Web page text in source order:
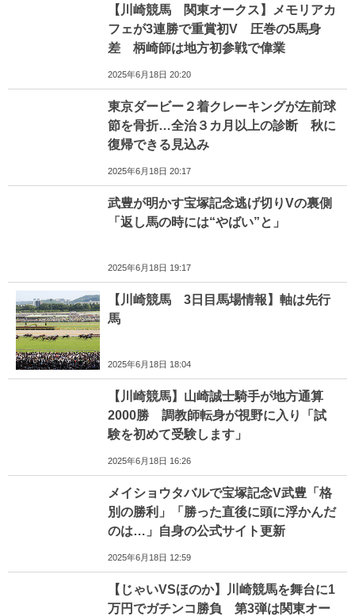
【川崎競馬 関東オークス】メモリアカ
フェが3連勝で重賞初V 圧巻の5馬身
差 柄崎師は地方初参戦で偉業
2025年6月18日 20:20
東京ダービー２着クレーキングが左前球
節を骨折…全治３カ月以上の診断 秋に
復帰できる見込み
2025年6月18日 20:17
武豊が明かす宝塚記念逃げ切りVの裏側
「返し馬の時には“やばい”と」
2025年6月18日 19:17
【川崎競馬 3日目馬場情報】軸は先行
馬
2025年6月18日 18:04
【川崎競馬】山崎誠士騎手が地方通算
2000勝 調教師転身が視野に入り「試
験を初めて受験します」
2025年6月18日 16:26
メイショウタバルで宝塚記念V武豊「格
別の勝利」「勝った直後に頭に浮かんだ
のは…」自身の公式サイト更新
2025年6月18日 12:59
【じゃいVSほのか】川崎競馬を舞台に1
万円でガチンコ勝負 第3弾は関東オー